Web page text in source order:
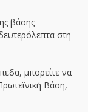
βάσης
στη
μπορείτε να
Βάση,